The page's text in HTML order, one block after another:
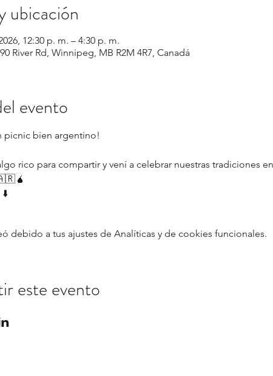
ubicación
12:30 p. m. – 4:30 p. m.
River Rd, Winnipeg, MB R2M 4R7, Canadá
evento
picnic bien argentino!
rico para compartir y vení a celebrar nuestras tradiciones
⬇️
debido a tus ajustes de Analíticas y de cookies funcionales.
este evento